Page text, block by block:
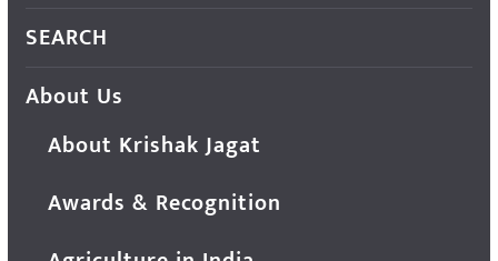
SEARCH
About Us
About Krishak Jagat
Awards & Recognition